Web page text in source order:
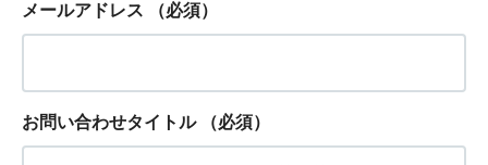
メールアドレス （必須）
お問い合わせタイトル （必須）